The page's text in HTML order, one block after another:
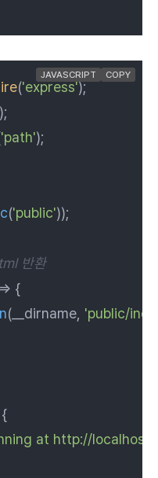
('express');
'path');
('public'));
반환
{
(__dirname, 'public/
{
at http://localhost:
JAVASCRIPT COPY